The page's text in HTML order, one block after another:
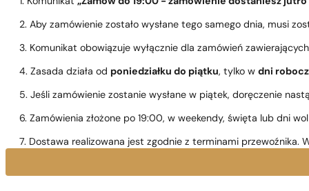
2. Aby zamówienie zostało wysłane tego samego dnia, musi
3. Komunikat obowiązuje wyłącznie dla zamówień
4. Zasada działa od poniedziałku do piątku, tylko w dni
5. Jeśli zamówienie zostanie wysłane w piątek, doręczenie
6. Zamówienia złożone po 19:00, w weekendy, święta lub dni
7. Dostawa realizowana jest zgodnie z terminami przewoźnika.